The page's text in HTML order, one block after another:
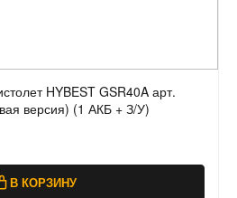
HYBEST GSR40A арт.
версия) (1 АКБ + З/У)
В КОРЗИНУ